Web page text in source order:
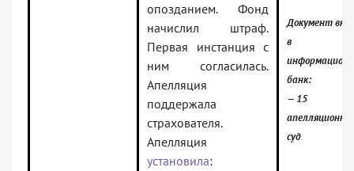
опозданием. Фонд
начислил штраф.
Первая инстанция с
ним согласилась.
Апелляция
поддержала
страхователя.
Апелляция
установила:
Документ
в
банк:
— 15
суд